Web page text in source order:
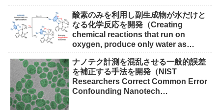
酸素のみを利用し副生成物が水だけと
なる化学反応を開発（Creating
chemical reactions that run on
oxygen, produce only water as
ナノテク計測を混乱させる一般的誤差
を補正する手法を開発（NIST
Researchers Correct Common Error
Confounding Nanotech